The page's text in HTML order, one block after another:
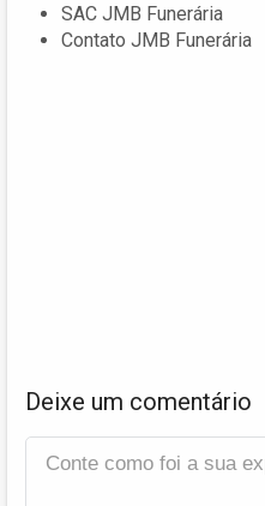
SAC JMB Funerária
Contato JMB Funerária
Deixe um comentário